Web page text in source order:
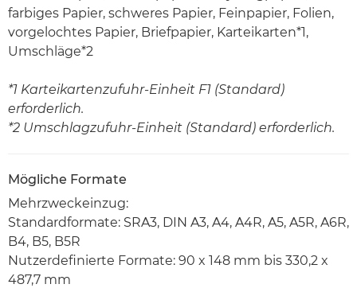
farbiges Papier, schweres Papier, Feinpapier, Folien,
vorgelochtes Papier, Briefpapier, Karteikarten*1,
Umschläge*2
*1 Karteikartenzufuhr-Einheit F1 (Standard)
erforderlich.
*2 Umschlagzufuhr-Einheit (Standard) erforderlich.
Mögliche Formate
Mehrzweckeinzug:
Standardformate: SRA3, DIN A3, A4, A4R, A5, A5R, A6R,
B4, B5, B5R
Nutzerdefinierte Formate: 90 x 148 mm bis 330,2 x
487,7 mm